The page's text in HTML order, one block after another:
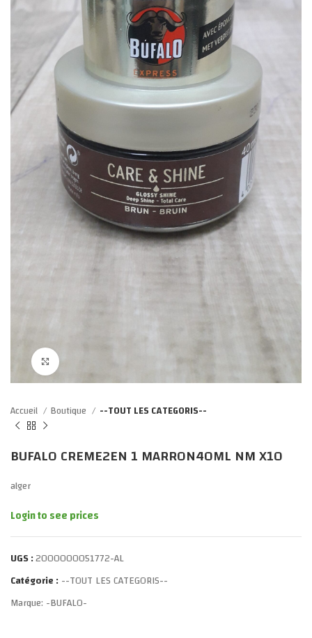
Click to enlarge
Accueil Boutique --TOUT LES CATEGORIS--
BUFALO CREME2EN 1 MARRON40ML NM X10
alger
Login to see prices
UGS :2000000051772-AL
Catégorie :--TOUT LES CATEGORIS--
Marque: -BUFALO-